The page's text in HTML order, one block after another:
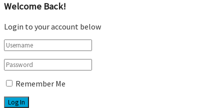
Welcome Back!
Login to your account below
Remember Me